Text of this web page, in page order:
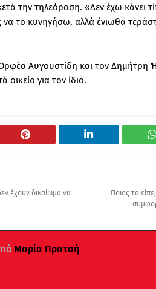
την τηλεόραση. «Δεν έχω κάνει
να το κυνηγήσω, αλλά ένιωθα
Αυγουστίδη και τον Δημήτρη
για τον ίδιο.
Ποιος το
έχουν δικαίωμα να
Μαρία Πρατσή